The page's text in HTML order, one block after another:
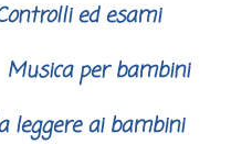
ed esami
Musica per bambini
leggere ai bambini